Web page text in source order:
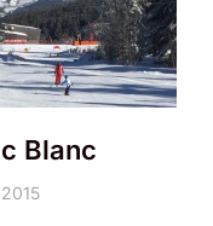
Blanc